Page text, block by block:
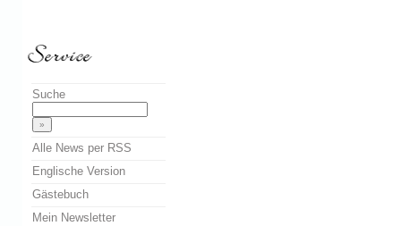
Suche
Alle News per RSS
Englische Version
Gästebuch
Mein Newsletter